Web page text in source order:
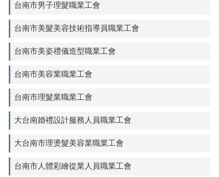
台南市男子理髮職業工會
台南市美髮美容技術指導員職業工會
台南市美姿禮儀造型職業工會
台南市美容業職業工會
台南市理髮業職業工會
大台南婚禮設計服務人員職業工會
大台南市理燙髮美容業職業工會
台南市人體彩繪從業人員職業工會